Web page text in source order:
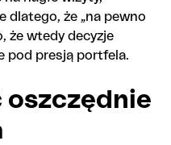
dlatego, że „na pewno
że wtedy decyzje
pod presją portfela.
oszczędnie